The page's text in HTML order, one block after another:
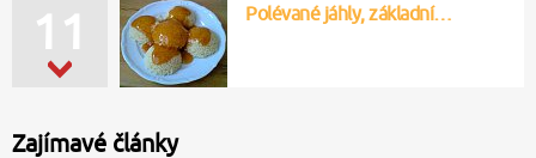
11 Polévané jáhly, základní…
Zajímavé články